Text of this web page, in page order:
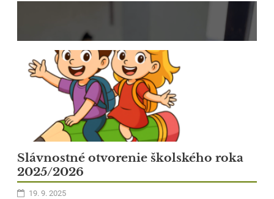
1
Slávnostné otvorenie školského roka
2025/2026
19. 9. 2025